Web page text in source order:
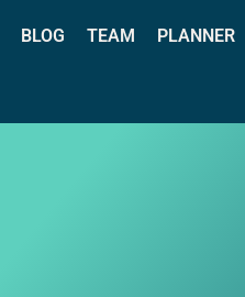
BLOG TEAM PLANNER